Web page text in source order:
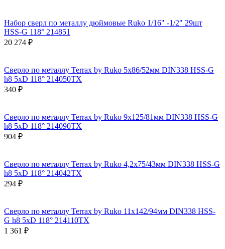
Набор сверл по металлу дюймовые Ruko 1/16" -1/2" 29шт
HSS-G 118° 214851
20 274 ₽
Сверло по металлу Terrax by Ruko 5x86/52мм DIN338 HSS-G
h8 5xD 118° 214050TX
340 ₽
Сверло по металлу Terrax by Ruko 9x125/81мм DIN338 HSS-G
h8 5xD 118° 214090TX
904 ₽
Сверло по металлу Terrax by Ruko 4,2x75/43мм DIN338 HSS-G
h8 5xD 118° 214042TX
294 ₽
Сверло по металлу Terrax by Ruko 11x142/94мм DIN338 HSS-
G h8 5xD 118° 214110TX
1 361 ₽